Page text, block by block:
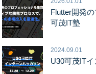
Flutter開発
可茂IT塾
2024.09.01
U30可茂IT